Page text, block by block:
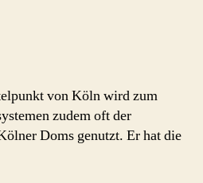
von Köln wird zum
zudem oft der
Doms genutzt. Er hat die